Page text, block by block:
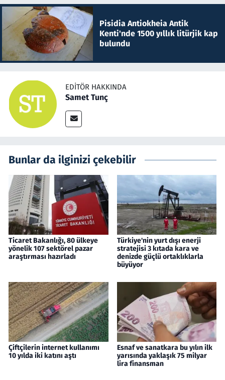
Pisidia Antiokheia Antik
Kenti'nde 1500 yıllık litürjik kap
bulundu
EDITÖR HAKKINDA
Samet Tunç
Bunlar da ilginizi çekebilir
Ticaret Bakanlığı, 80 ülkeye
yönelik 107 sektörel pazar
araştırması hazırladı
Türkiye'nin yurt dışı enerji
stratejisi 3 kıtada kara ve
denizde güçlü ortaklıklarla
büyüyor
Çiftçilerin internet kullanımı
10 yılda iki katını aştı
Esnaf ve sanatkara bu yılın ilk
yarısında yaklaşık 75 milyar
lira finansman